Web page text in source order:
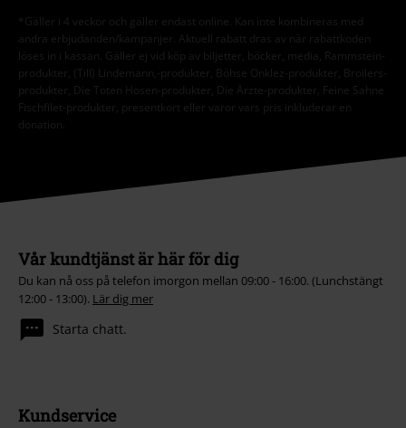
*Gäller i 4 veckor och gäller endast online. Kan inte kombineras med
andra erbjudanden/kampanjer. Aktuell rabatt dras av när rabattkoden
löses in i kassan. Gäller ej vid köp av biljetter, böcker, media, Rammstein-
produkter, (Till) Lindemann,-produkter, Böhse Onklez-produkter, Broilers-
produkter, Die Toten Hosen-produkter, Die Ärzte-produkter, Feine Sahne
Fischfilet-produkter, presentkort eller varor vars pris inkluderar en
donation.
Vår kundtjänst är här för dig
Du kan nå oss på telefon imorgon mellan 09:00 - 16:00. (Lunchstängt
12:00 - 13:00). Lär dig mer
Starta chatt.
Kundservice